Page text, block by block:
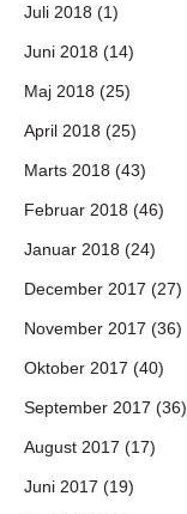
Juli 2018 (1)
Juni 2018 (14)
Maj 2018 (25)
April 2018 (25)
Marts 2018 (43)
Februar 2018 (46)
Januar 2018 (24)
December 2017 (27)
November 2017 (36)
Oktober 2017 (40)
September 2017 (36)
August 2017 (17)
Juni 2017 (19)